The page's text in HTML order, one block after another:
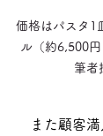
価格はパスタ1
ル（約6,500
筆者
また顧客満